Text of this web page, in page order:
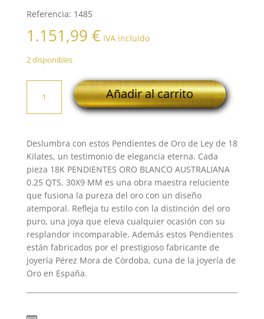
Referencia: 1485
1.151,99 € IVA incluido
2 disponibles
PENDIENTES
ORO
AUSTRALIANA
0.25
QTS.
30X9
cantidad
Añadir al carrito
Deslumbra con estos Pendientes de Oro de Ley de 18
Kilates, un testimonio de elegancia eterna. Cada
pieza 18K PENDIENTES ORO BLANCO AUSTRALIANA
0.25 QTS. 30X9 MM es una obra maestra reluciente
que fusiona la pureza del oro con un diseño
atemporal. Refleja tu estilo con la distinción del oro
puro, una joya que eleva cualquier ocasión con su
resplandor incomparable. Además estos Pendientes
están fabricados por el prestigioso fabricante de
joyería Pérez Mora de Córdoba, cuna de la joyería de
Oro en España.